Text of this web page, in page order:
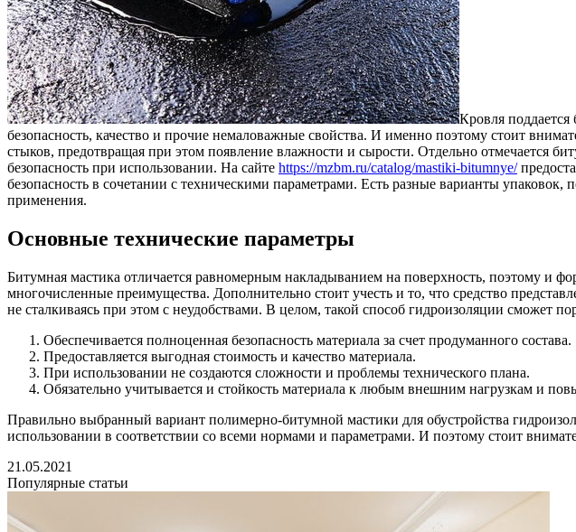
Кровля
безопасность, качество и прочие немаловажные свойства. И именно поэтому стоит
стыков, предотвращая при этом появление влажности и сырости. Отдельно отмечается
безопасность при использовании. На сайте https://mzbm.ru/catalog/mastiki-bitumnye/
безопасность в сочетании с техническими параметрами. Есть разные варианты
применения.
Основные технические параметры
Битумная мастика отличается равномерным накладыванием на поверхность, поэтому и
многочисленные преимущества. Дополнительно стоит учесть и то, что средство
не сталкиваясь при этом с неудобствами. В целом, такой способ гидроизоляции сможет
Обеспечивается полноценная безопасность материала за счет продуманного состава.
Предоставляется выгодная стоимость и качество материала.
При использовании не создаются сложности и проблемы технического плана.
Обязательно учитывается и стойкость материала к любым внешним нагрузкам и
Правильно выбранный вариант полимерно-битумной мастики для обустройства
использовании в соответствии со всеми нормами и параметрами. И поэтому стоит
21.05.2021
Популярные статьи